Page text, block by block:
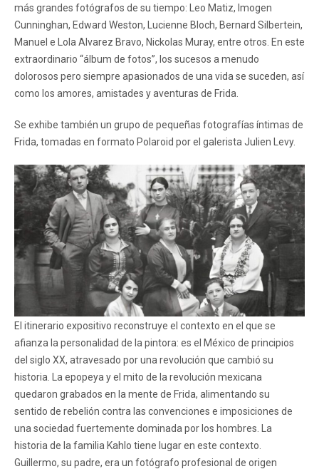
más grandes fotógrafos de su tiempo: Leo Matiz, Imogen
Cunninghan, Edward Weston, Lucienne Bloch, Bernard Silbertein,
Manuel e Lola Alvarez Bravo, Nickolas Muray, entre otros. En este
extraordinario “álbum de fotos”, los sucesos a menudo
dolorosos pero siempre apasionados de una vida se suceden, así
como los amores, amistades y aventuras de Frida.
Se exhibe también un grupo de pequeñas fotografías íntimas de
Frida, tomadas en formato Polaroid por el galerista Julien Levy.
El itinerario expositivo reconstruye el contexto en el que se
afianza la personalidad de la pintora: es el México de principios
del siglo XX, atravesado por una revolución que cambió su
historia. La epopeya y el mito de la revolución mexicana
quedaron grabados en la mente de Frida, alimentando su
sentido de rebelión contra las convenciones e imposiciones de
una sociedad fuertemente dominada por los hombres. La
historia de la familia Kahlo tiene lugar en este contexto.
Guillermo, su padre, era un fotógrafo profesional de origen